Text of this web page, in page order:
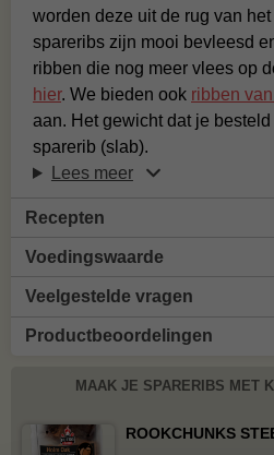
worden deze uit de rug van
spareribs zijn mooi bevleesd
ribben die nog meer vlees op
hier. We bieden ook ribben
aan. Het gewicht dat je
sparerib (slab).
Lees meer
Recepten
Voedingswaarde
Veelgestelde vragen
Productbeoordelingen
MAAK JE SPARERIBS MET
ROOKCHUNKS